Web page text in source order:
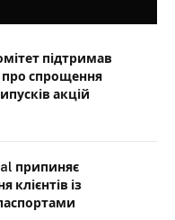
підтримав
про спрощення
акцій
припиняє
клієнтів із